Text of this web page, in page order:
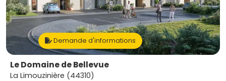
Demande d'informations
Le Domaine de Bellevue
La Limouzinière (44310)